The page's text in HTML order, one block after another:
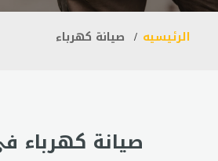
الرئيسيه صيانة كهرباء
صيانة كهرباء